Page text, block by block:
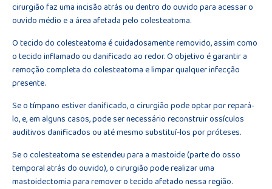
cirurgião faz uma incisão atrás ou dentro do ouvido para acessar o
ouvido médio e a área afetada pelo colesteatoma.
O tecido do colesteatoma é cuidadosamente removido, assim como
o tecido inflamado ou danificado ao redor. O objetivo é garantir a
remoção completa do colesteatoma e limpar qualquer infecção
presente.
Se o tímpano estiver danificado, o cirurgião pode optar por repará-
lo, e, em alguns casos, pode ser necessário reconstruir ossículos
auditivos danificados ou até mesmo substituí-los por próteses.
Se o colesteatoma se estendeu para a mastoide (parte do osso
temporal atrás do ouvido), o cirurgião pode realizar uma
mastoidectomia para remover o tecido afetado nessa região.